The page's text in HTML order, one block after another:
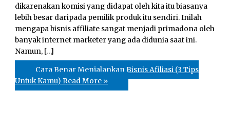
dikarenakan komisi yang didapat oleh kita itu biasanya
lebih besar daripada pemilik produk itu sendiri. Inilah
mengapa bisnis affiliate sangat menjadi primadona oleh
banyak internet marketer yang ada didunia saat ini.
Namun, […]
Cara Benar Menjalankan Bisnis Afiliasi (3 Tips
Untuk Kamu) Read More »